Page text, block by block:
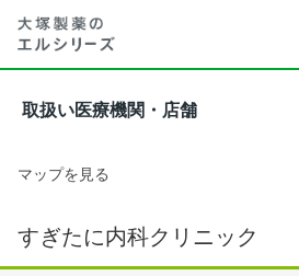
取扱い医療機関・店舗
マップを見る
すぎたに内科クリニック